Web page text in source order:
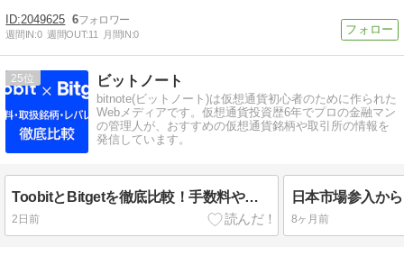
2049625 6
週間IN:0 週間OUT:11 月間IN:0
25 ビットノート
bitnote(ビットノート)は仮想通貨初心者のために作られた
Webメディアです。仮想通貨投資歴6年でプロの金融マン
の管理人が、おすすめの仮想通貨銘柄や取引所の情報を
発信しています。
ToobitとBitgetを徹底比較！手数料や取扱銘柄・レバレッジなどの違いを総合的に検証
2日前 8ヶ月前